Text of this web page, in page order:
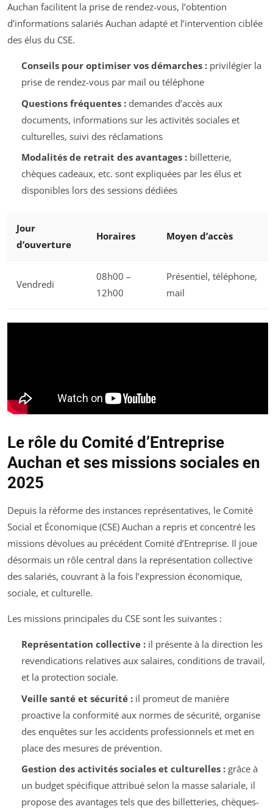
Auchan facilitent la prise de rendez-vous, l’obtention
d’informations salariés Auchan adapté et l’intervention ciblée
des élus du CSE.
Conseils pour optimiser vos démarches :privilégier la
prise de rendez-vous par mail ou téléphone
Questions fréquentes :demandes d’accès aux
documents, informations sur les activités sociales et
culturelles, suivi des réclamations
Modalités de retrait des avantages :billetterie,
chèques cadeaux, etc. sont expliquées par les élus et
disponibles lors des sessions dédiées
Jour
d’ouverture
Horaires Moyen d’accès
Vendredi
08h00 –
12h00
Présentiel, téléphone,
mail
Le rôle du Comité d’Entreprise
Auchan et ses missions sociales en
2025
Depuis la réforme des instances représentatives, le Comité
Social et Économique (CSE) Auchan a repris et concentré les
missions dévolues au précédent Comité d’Entreprise. Il joue
désormais un rôle central dans la représentation collective
des salariés, couvrant à la fois l’expression économique,
sociale, et culturelle.
Les missions principales du CSE sont les suivantes :
Représentation collective :il présente à la direction les
revendications relatives aux salaires, conditions de travail,
et la protection sociale.
Veille santé et sécurité :il promeut de manière
proactive la conformité aux normes de sécurité, organise
des enquêtes sur les accidents professionnels et met en
place des mesures de prévention.
Gestion des activités sociales et culturelles :grâce à
un budget spécifique attribué selon la masse salariale, il
propose des avantages tels que des billetteries, chèques-